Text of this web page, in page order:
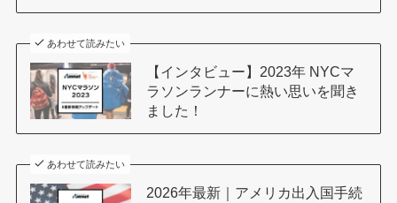
あわせて読みたい
【インタビュー】2023年 NYCマ
ラソンランナーに熱い思いを聞き
ました！
あわせて読みたい
2026年最新｜アメリカ出入国手続